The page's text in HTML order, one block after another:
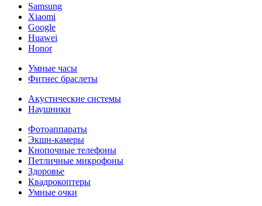
Samsung
Xiaomi
Google
Huawei
Honor
Умные часы
Фитнес браслеты
Акустические системы
Наушники
Фотоаппараты
Экшн-камеры
Кнопочные телефоны
Петличные микрофоны
Здоровье
Квадрокоптеры
Умные очки